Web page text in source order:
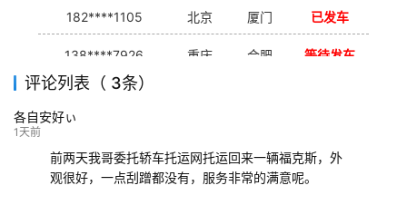
182****1105 北京 厦门 已发车
138****7926 重庆 合肥 等待发车
139****9233
评论列表（ 3条）
各自安好ぃ
1天前
前两天我哥委托轿车托运网托运回来一辆福克斯，外
观很好，一点刮蹭都没有，服务非常的满意呢。